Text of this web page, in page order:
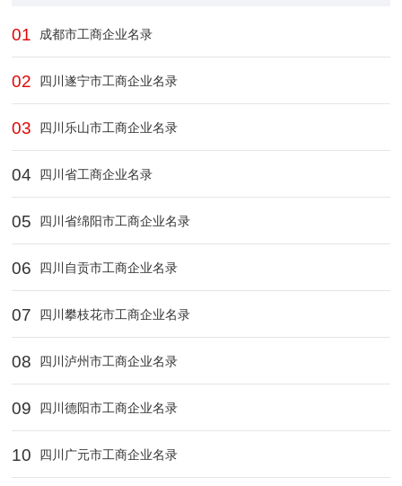
01 成都市工商企业名录
02 四川遂宁市工商企业名录
03 四川乐山市工商企业名录
04 四川省工商企业名录
05 四川省绵阳市工商企业名录
06 四川自贡市工商企业名录
07 四川攀枝花市工商企业名录
08 四川泸州市工商企业名录
09 四川德阳市工商企业名录
10 四川广元市工商企业名录